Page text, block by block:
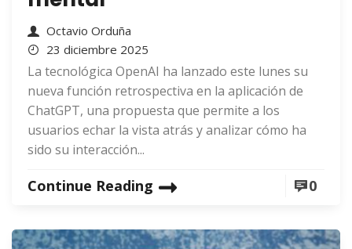
Octavio Orduña
23 diciembre 2025
La tecnológica OpenAI ha lanzado este lunes su
nueva función retrospectiva en la aplicación de
ChatGPT, una propuesta que permite a los
usuarios echar la vista atrás y analizar cómo ha
sido su interacción...
Continue Reading 0